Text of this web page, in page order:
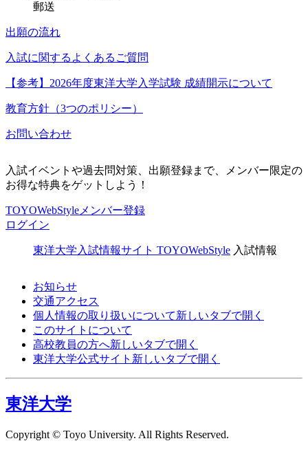
郵送
出願の流れ
入試に関するよくあるご質問
【参考】2026年度東洋大学入学試験 成績開示について
教育方針（3つのポリシー）
お問い合わせ
入試イベントや過去問対策、出願登録まで、メンバー限定の
お得な特典をゲットしよう！
TOYOWebStyleメンバー登録
ログイン
東洋大学入試情報サイト TOYOWebStyle 入試情報
お知らせ
交通アクセス
個人情報の取り扱いについて新しいタブで開く
このサイトについて
高校教員の方へ新しいタブで開く
東洋大学公式サイト 新しいタブで開く
東洋大学
Copyright © Toyo University. All Rights Reserved.